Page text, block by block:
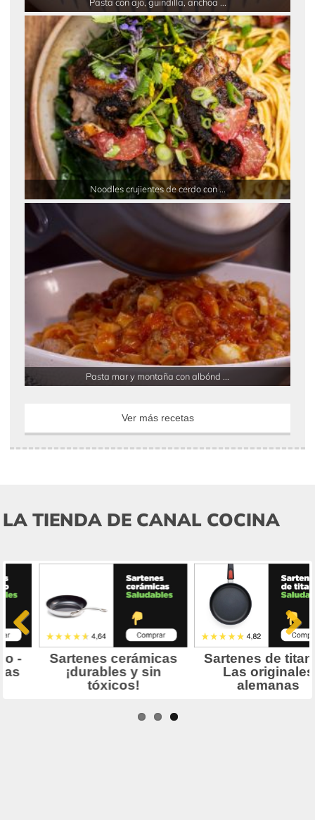
Noodles crujientes de cerdo con ...
Pasta mar y montaña con albónd ...
Ver más recetas
LA TIENDA DE CANAL COCINA